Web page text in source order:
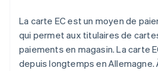
La carte EC est un moyen de
qui permet aux titulaires de
paiements en magasin. La carte
depuis longtemps en Allemagne.